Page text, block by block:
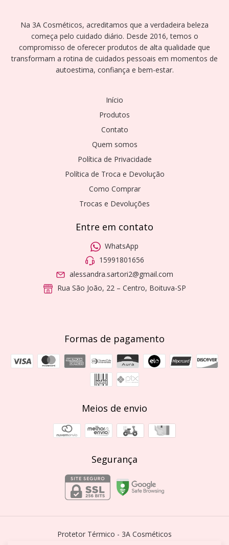
Na 3A Cosméticos, acreditamos que a verdadeira beleza
começa pelo cuidado diário. Desde 2016, temos o
compromisso de oferecer produtos de alta qualidade que
transformam a rotina de cuidados pessoais em momentos de
autoestima, confiança e bem-estar.
Início
Produtos
Contato
Quem somos
Política de Privacidade
Política de Troca e Devolução
Como Comprar
Trocas e Devoluções
Entre em contato
WhatsApp
15991801656
alessandra.sartori2@gmail.com
Rua São João, 22 – Centro, Boituva-SP
Formas de pagamento
Meios de envio
Segurança
Protetor Térmico - 3A Cosméticos